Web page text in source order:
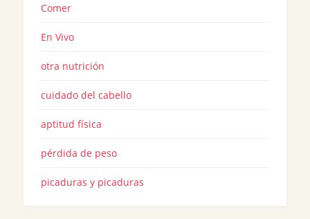
Comer
En Vivo
otra nutrición
cuidado del cabello
aptitud física
pérdida de peso
picaduras y picaduras